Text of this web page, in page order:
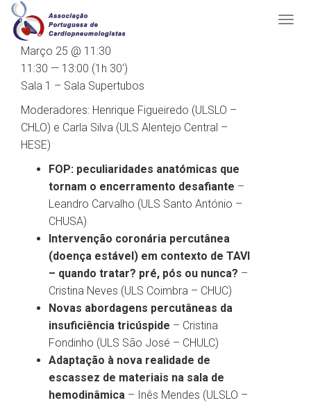
Moderadores: Henrique Figueiredo (ULSLO –
CHLO) e Carla Silva (ULS Alentejo Central –
HESE)
FOP: peculiaridades anatómicas que
tornam o encerramento desafiante​ –
Leandro Carvalho (ULS Santo António –
CHUSA)
Intervenção coronária percutânea
(doença estável) em contexto de TAVI
– quando tratar? pré, pós ou nunca? –
Cristina Neves (ULS Coimbra – CHUC)
Novas abordagens percutâneas da
insuficiência tricúspide​ – Cristina
Fondinho (ULS São José – CHULC)
Adaptação à nova realidade de
escassez de materiais na sala de
hemodinâmica – Inês Mendes (ULSLO –
Março 25 @ 11:30
11:30 — 13:00 (1h 30′)
Sala 1 – Sala Supertubos